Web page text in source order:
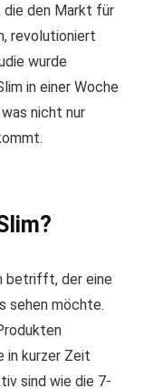
die den Markt für
revolutioniert
wurde
in einer Woche
nicht nur
betrifft, der eine
sehen möchte.
in kurzer Zeit
sind wie die 7-